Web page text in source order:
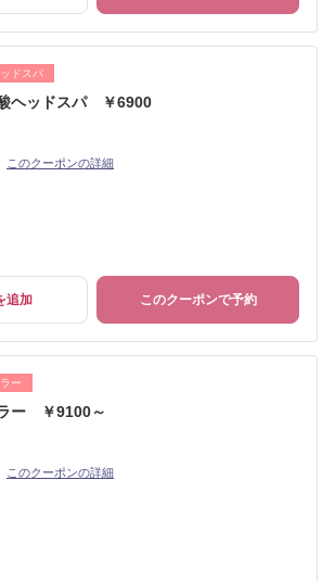
ドスパ
ヘッドスパ ￥6900
このクーポンの詳細
追加 このクーポンで予約
ー
ー ￥9100～
このクーポンの詳細